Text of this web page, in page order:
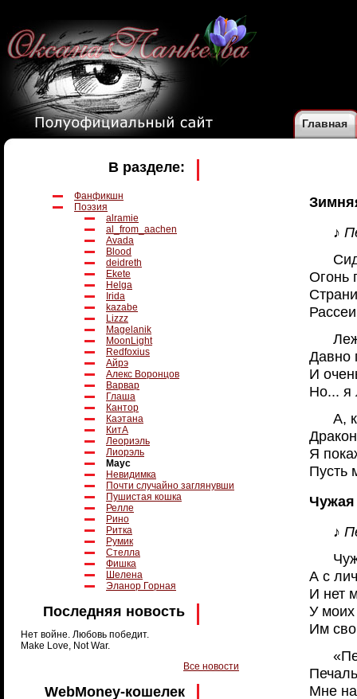
Главная
В разделе:
Фанфикшн
Поэзия
alramie
al_from_aachen
Avada
Blood
deidreth
Ekete
Helga
Irida
kazabe
Lizzz
Magelanik
MoonLight
Redfoxius
Айрэ
Алекс Воронцов
Варвар
Глаша
Кантор
Каэтана
КитА
Леориэль
Лиорэль
Маус
Невидимка
Почти случайно заглянувши
Пушистая кошка
Релле
Рино
Ритка
Румик
Стелла
Фишка
Шелена
Эланор Горная
Последняя новость
Нет войне. Любовь победит.
Make Love, Not War.
Все новости
WebMoney-кошелек
♪
Огонь
Давно
И
Но... я
А,
Я
Пусть
♪
А с
И нет
У
Им
Мне